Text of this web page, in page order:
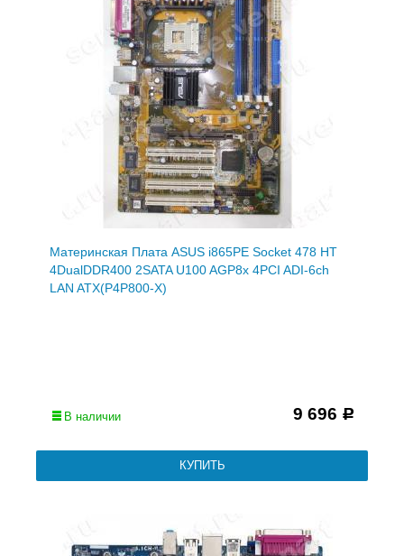
Материнская Плата ASUS i865PE Socket 478 HT
4DualDDR400 2SATA U100 AGP8x 4PCI ADI-6ch
LAN ATX(P4P800-X)
В наличии 9 696 Р